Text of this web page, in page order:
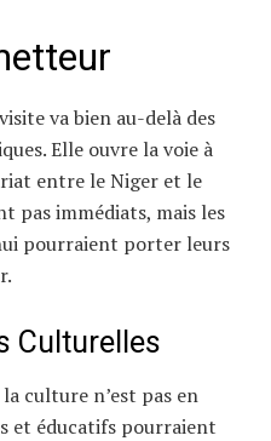
va bien au-delà des
Elle ouvre la voie à
entre le Niger et le
pas immédiats, mais les
pourraient porter leurs
Culturelles
culture n’est pas en
et éducatifs pourraient